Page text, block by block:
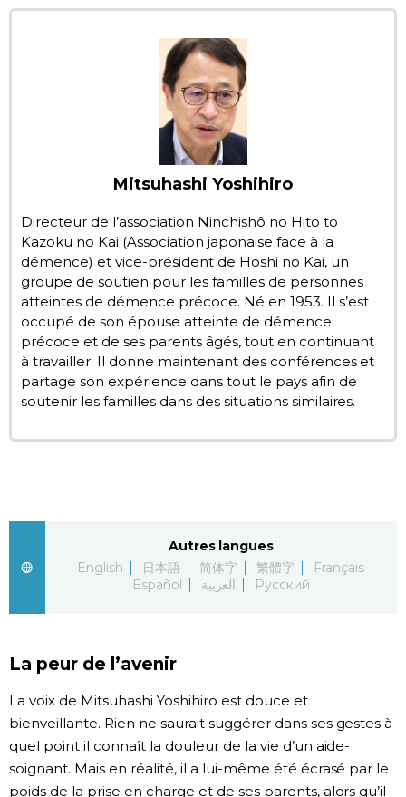
Chroniques
Mitsuhashi Yoshihiro
Directeur de l’association Ninchishô no Hito to
Kazoku no Kai (Association japonaise face à la
démence) et vice-président de Hoshi no Kai, un
groupe de soutien pour les familles de personnes
atteintes de démence précoce. Né en 1953. Il s’est
occupé de son épouse atteinte de démence
précoce et de ses parents âgés, tout en continuant
à travailler. Il donne maintenant des conférences et
partage son expérience dans tout le pays afin de
soutenir les familles dans des situations similaires.
Autres langues
English
日本語 简体字 繁體字
Français
Español
العربية Русский
La peur de l’avenir
La voix de Mitsuhashi Yoshihiro est douce et
bienveillante. Rien ne saurait suggérer dans ses gestes à
quel point il connaît la douleur de la vie d’un aide-
soignant. Mais en réalité, il a lui-même été écrasé par le
poids de la prise en charge et de ses parents, alors qu’il